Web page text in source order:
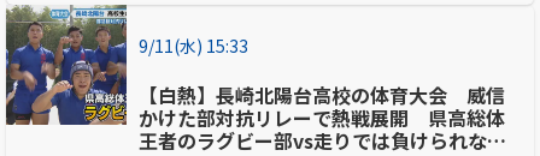
9/11(水) 15:33
【白熱】長崎北陽台高校の体育大会 威信
かけた部対抗リレーで熱戦展開 県高総体
王者のラグビー部vs走りでは負けられない